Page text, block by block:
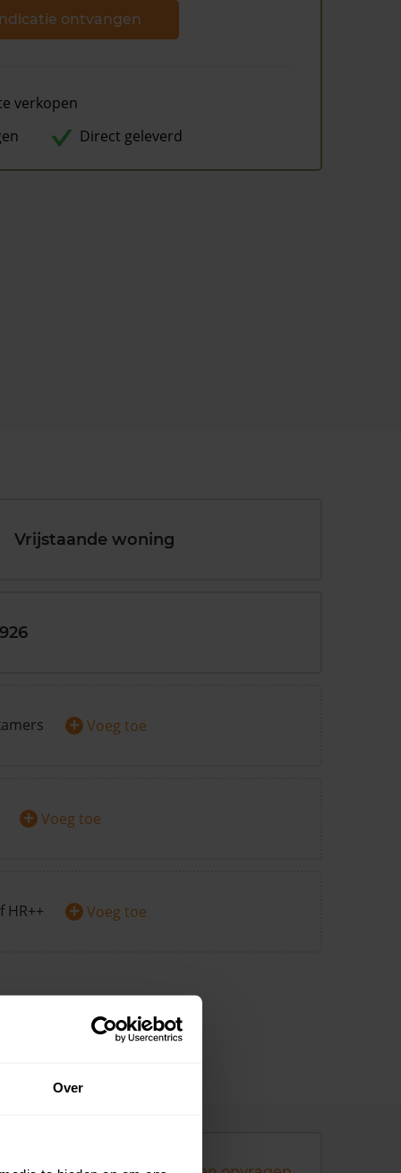
Over
ontvangen
verkopen
Direct geleverd
Vrijstaande woning
+ Voeg toe
+ Voeg toe
HR++ + Voeg toe